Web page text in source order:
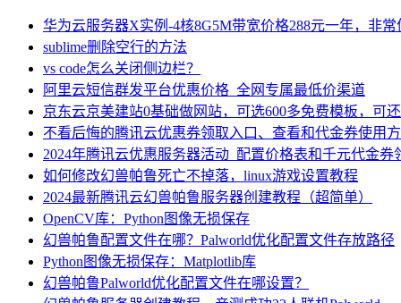
华为云服务器X实例-4核8G5M带宽价格288元一年，非常
sublime删除空行的方法
vs code怎么关闭侧边栏？
阿里云短信群发平台优惠价格_全网专属最低价渠道
京东云京美建站0基础做网站，可选600多免费模板，可还
不看后悔的腾讯云优惠券领取入口、查看和代金券使用
2024年腾讯云优惠服务器活动_配置价格表和千元代金券
如何修改幻兽帕鲁死亡不掉落，linux游戏设置教程
2024最新腾讯云幻兽帕鲁服务器创建教程（超简单）
OpenCV库：Python图像无损保存
幻兽帕鲁配置文件在哪？Palworld优化配置文件存放路径
Python图像无损保存：Matplotlib库
幻兽帕鲁Palworld优化配置文件在哪设置？